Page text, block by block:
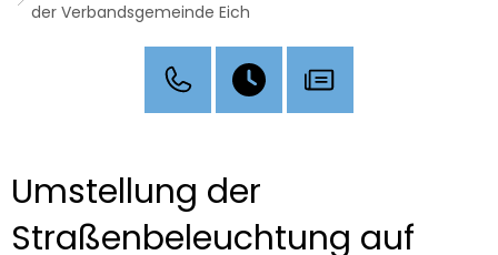
der Verbandsgemeinde Eich
Umstellung der
Straßenbeleuchtung auf